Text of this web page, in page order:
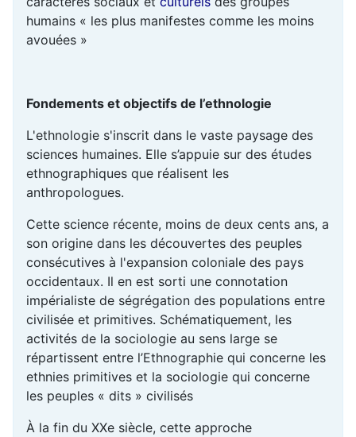
humains « les plus manifestes comme les moins
avouées »
Fondements et objectifs de l’ethnologie
L'ethnologie s'inscrit dans le vaste paysage des
sciences humaines. Elle s’appuie sur des études
ethnographiques que réalisent les
anthropologues.
Cette science récente, moins de deux cents ans, a
son origine dans les découvertes des peuples
consécutives à l'expansion coloniale des pays
occidentaux. Il en est sorti une connotation
impérialiste de ségrégation des populations entre
civilisée et primitives. Schématiquement, les
activités de la sociologie au sens large se
répartissent entre l’Ethnographie qui concerne les
ethnies primitives et la sociologie qui concerne
les peuples « dits » civilisés
À la fin du XXe siècle, cette approche